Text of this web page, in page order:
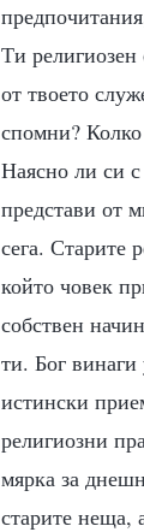
Ти
от твоето
спомни?
Наясно ли си
представи от
сега. Старите
който човек
собствен
ти. Бог
истински
религиозни
мярка за
старите неща,